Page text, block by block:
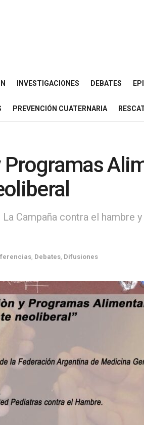
INVESTIGACIONES DEBATES
PREVENCIÓN CUATERNARIA
Programas
Campaña contra el hambre
Debates Difusiones